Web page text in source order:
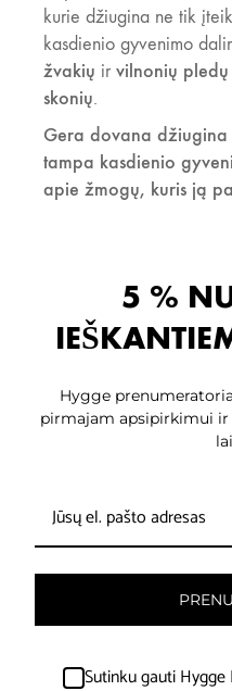
kurie džiugina ne tik
kasdienio gyvenimo
žvakių ir vilnonių pledų
skonių.
Gera dovana
tampa kasdienio
apie žmogų, kuris ją
5 %
Hygge
pirmajam apsipirkimui ir
Sutinku gauti